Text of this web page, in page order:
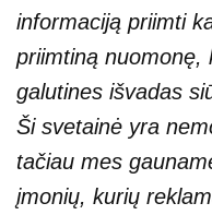
informaciją priimti
priimtiną nuomonę,
galutines išvadas
Ši svetainė yra
tačiau mes
įmonių, kurių